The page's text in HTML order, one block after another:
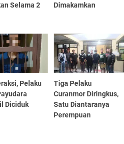
Selama 2
Dimakamkan
Pelaku
Diciduk
Tiga Pelaku
Curanmor Diringkus,
Satu Diantaranya
Perempuan